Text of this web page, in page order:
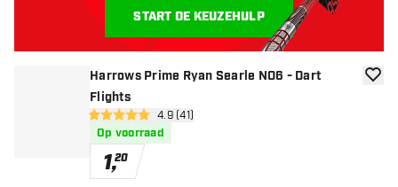
Harrows Prime Ryan Searle NO6 - Dart
Flights
open reviews drawer
4.9 score sterren4.9 (41)
Op voorraad
1,20
START DE KEUZEHULP